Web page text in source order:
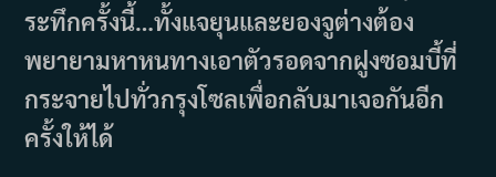
ระทึกครั้งนี้…ทั้งแจยุนและยองจูต่างต้อง
พยายามหาหนทางเอาตัวรอดจากฝูงซอมบี้ที่
กระจายไปทั่วกรุงโซลเพื่อกลับมาเจอกันอีก
ครั้งให้ได้